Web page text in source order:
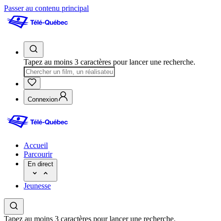
Passer au contenu principal
Tapez au moins 3 caractères pour lancer une recherche.
Connexion
Accueil
Parcourir
En direct
Jeunesse
Tapez au moins 3 caractères pour lancer une recherche.